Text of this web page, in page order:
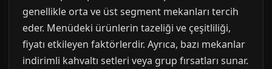
genellikle orta ve üst segment mekanları tercih
eder. Menüdeki ürünlerin tazeliği ve çeşitliliği,
fiyatı etkileyen faktörlerdir. Ayrıca, bazı mekanlar
indirimli kahvaltı setleri veya grup fırsatları sunar.